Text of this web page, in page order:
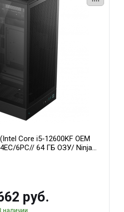
Core i5-12600KF OEM
6PC// 64 ГБ ОЗУ/ Ninja
GDDR6 DVI DP HDMI 2/
руб.
наличии